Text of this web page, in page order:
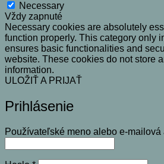
Necessary
Vždy zapnuté
Necessary cookies are absolutely
function properly. This category only
ensures basic functionalities and
website. These cookies do not store
information.
ULOŽIŤ A PRIJAŤ
Prihlásenie
Používateľské meno alebo e-mailová